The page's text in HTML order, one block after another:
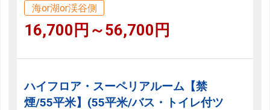
海or湖or渓谷側
16,700円～56,700円
ハイフロア・スーペリアルーム【禁
煙/55平米】(55平米/バス・トイレ付ツ